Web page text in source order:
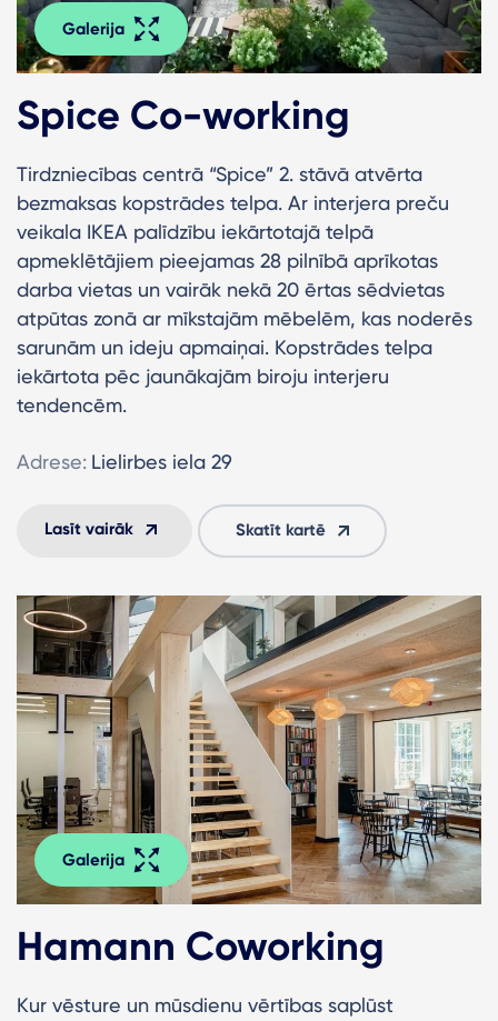
Galerija
Spice Co-working
Tirdzniecības centrā “Spice” 2. stāvā atvērta
bezmaksas kopstrādes telpa. Ar interjera preču
veikala IKEA palīdzību iekārtotajā telpā
apmeklētājiem pieejamas 28 pilnībā aprīkotas
darba vietas un vairāk nekā 20 ērtas sēdvietas
atpūtas zonā ar mīkstajām mēbelēm, kas noderēs
sarunām un ideju apmaiņai. Kopstrādes telpa
iekārtota pēc jaunākajām biroju interjeru
tendencēm.
Adrese: Lielirbes iela 29
Lasīt vairāk Skatīt kartē
Galerija
Hamann Coworking
Kur vēsture un mūsdienu vērtības saplūst